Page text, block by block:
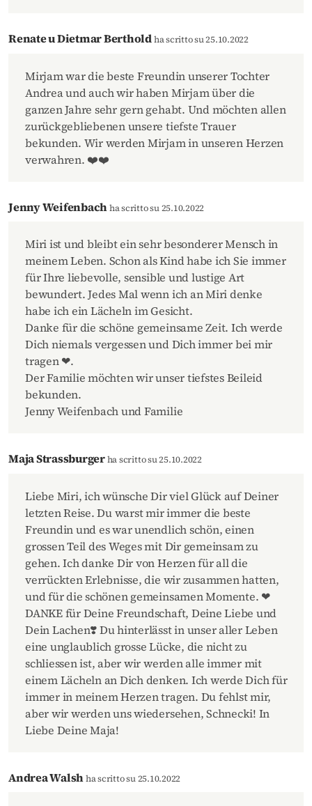
Renate u Dietmar Bertholdha scritto su 25.10.2022
Mirjam war die beste Freundin unserer Tochter
Andrea und auch wir haben Mirjam über die
ganzen Jahre sehr gern gehabt. Und möchten allen
zurückgebliebenen unsere tiefste Trauer
bekunden. Wir werden Mirjam in unseren Herzen
verwahren. ❤️❤️‍
Jenny Weifenbachha scritto su 25.10.2022
Miri ist und bleibt ein sehr besonderer Mensch in
meinem Leben. Schon als Kind habe ich Sie immer
für Ihre liebevolle, sensible und lustige Art
bewundert. Jedes Mal wenn ich an Miri denke
habe ich ein Lächeln im Gesicht.
Danke für die schöne gemeinsame Zeit. Ich werde
Dich niemals vergessen und Dich immer bei mir
tragen ❤.
Der Familie möchten wir unser tiefstes Beileid
bekunden.
Jenny Weifenbach und Familie
Maja Strassburgerha scritto su 25.10.2022
Liebe Miri, ich wünsche Dir viel Glück auf Deiner
letzten Reise. Du warst mir immer die beste
Freundin und es war unendlich schön, einen
grossen Teil des Weges mit Dir gemeinsam zu
gehen. Ich danke Dir von Herzen für all die
verrückten Erlebnisse, die wir zusammen hatten,
und für die schönen gemeinsamen Momente. ❤
DANKE für Deine Freundschaft, Deine Liebe und
Dein Lachen❣️ Du hinterlässt in unser aller Leben
eine unglaublich grosse Lücke, die nicht zu
schliessen ist, aber wir werden alle immer mit
einem Lächeln an Dich denken. Ich werde Dich für
immer in meinem Herzen tragen. Du fehlst mir,
aber wir werden uns wiedersehen, Schnecki! In
Liebe Deine Maja!
Andrea Walshha scritto su 25.10.2022